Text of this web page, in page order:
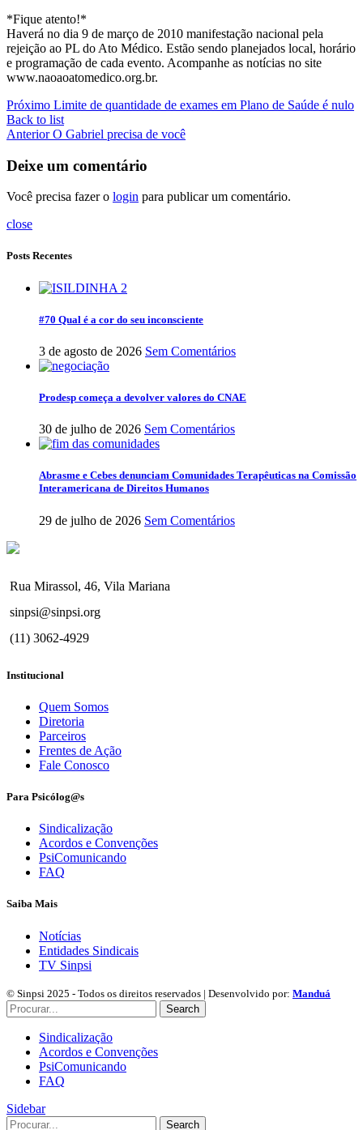
*Fique atento!*
Haverá no dia 9 de março de 2010 manifestação nacional pela
rejeição ao PL do Ato Médico. Estão sendo planejados local, horário
e programação de cada evento. Acompanhe as notícias no site
www.naoaoatomedico.org.br.
Próximo Limite de quantidade de exames em Plano de Saúde é nulo
Back to list
Anterior O Gabriel precisa de você
Deixe um comentário
Você precisa fazer o login para publicar um comentário.
close
Posts Recentes
#70 Qual é a cor do seu inconsciente
3 de agosto de 2026 Sem Comentários
Prodesp começa a devolver valores do CNAE
30 de julho de 2026 Sem Comentários
Abrasme e Cebes denunciam Comunidades Terapêuticas na Comissão
Interamericana de Direitos Humanos
29 de julho de 2026 Sem Comentários
Rua Mirassol, 46, Vila Mariana
sinpsi@sinpsi.org
(11) 3062-4929
Institucional
Quem Somos
Diretoria
Parceiros
Frentes de Ação
Fale Conosco
Para Psicólog@s
Sindicalização
Acordos e Convenções
PsiComunicando
FAQ
Saiba Mais
Notícias
Entidades Sindicais
TV Sinpsi
© Sinpsi 2025 - Todos os direitos reservados | Desenvolvido por: Manduá
Search
Sindicalização
Acordos e Convenções
PsiComunicando
FAQ
Sidebar
Search